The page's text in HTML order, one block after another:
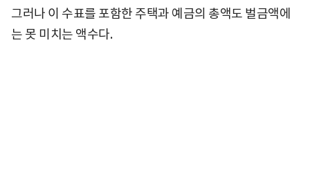
그러나 이 수표를 포함한 주택과 예금의 총액도 벌금액에
는 못 미치는 액수다.